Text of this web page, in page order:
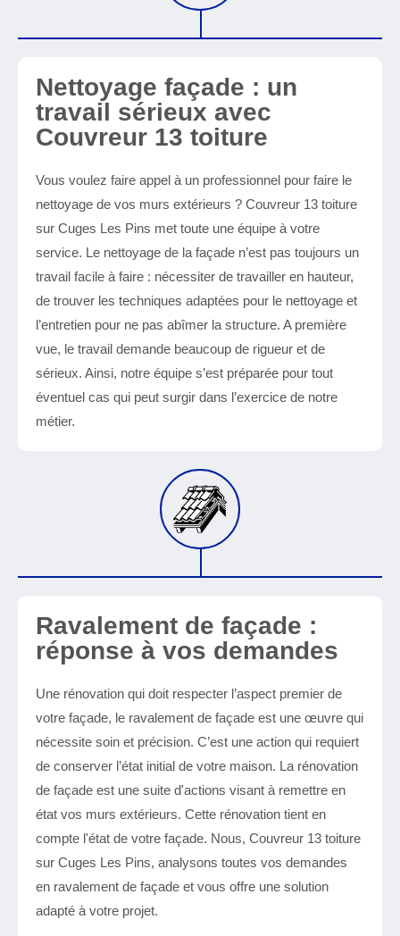
Nettoyage façade : un
travail sérieux avec
Couvreur 13 toiture
Vous voulez faire appel à un professionnel pour faire le
nettoyage de vos murs extérieurs ? Couvreur 13 toiture
sur Cuges Les Pins met toute une équipe à votre
service. Le nettoyage de la façade n’est pas toujours un
travail facile à faire : nécessiter de travailler en hauteur,
de trouver les techniques adaptées pour le nettoyage et
l’entretien pour ne pas abîmer la structure. A première
vue, le travail demande beaucoup de rigueur et de
sérieux. Ainsi, notre équipe s’est préparée pour tout
éventuel cas qui peut surgir dans l’exercice de notre
métier.
Ravalement de façade :
réponse à vos demandes
Une rénovation qui doit respecter l’aspect premier de
votre façade, le ravalement de façade est une œuvre qui
nécessite soin et précision. C’est une action qui requiert
de conserver l’état initial de votre maison. La rénovation
de façade est une suite d'actions visant à remettre en
état vos murs extérieurs. Cette rénovation tient en
compte l'état de votre façade. Nous, Couvreur 13 toiture
sur Cuges Les Pins, analysons toutes vos demandes
en ravalement de façade et vous offre une solution
adapté à votre projet.